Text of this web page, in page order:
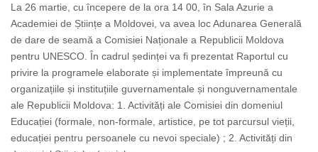
La 26 martie, cu începere de la ora 14 00, în Sala Azurie a
Academiei de Științe a Moldovei, va avea loc Adunarea Generală
de dare de seamă a Comisiei Naționale a Republicii Moldova
pentru UNESCO. În cadrul ședinței va fi prezentat Raportul cu
privire la programele elaborate și implementate împreună cu
organizațiile și instituțiile guvernamentale și nonguvernamentale
ale Republicii Moldova: 1. Activități ale Comisiei din domeniul
Educației (formale, non-formale, artistice, pe tot parcursul vieții,
educației pentru persoanele cu nevoi speciale) ; 2. Activități din